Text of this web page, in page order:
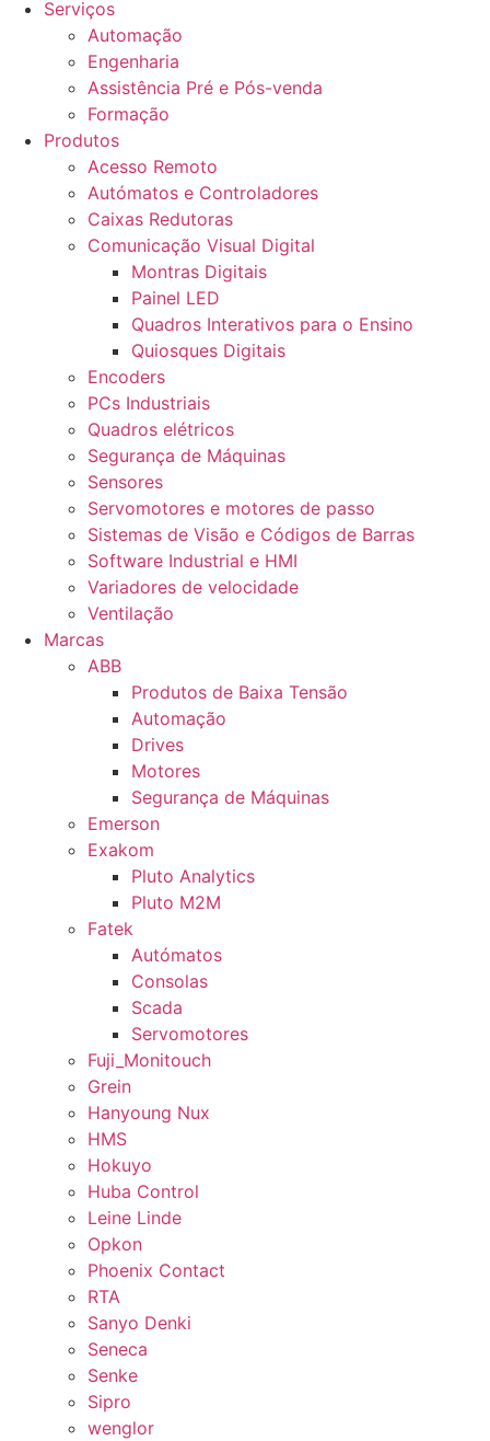
Serviços
Automação
Engenharia
Assistência Pré e Pós-venda
Formação
Produtos
Acesso Remoto
Autómatos e Controladores
Caixas Redutoras
Comunicação Visual Digital
Montras Digitais
Painel LED
Quadros Interativos para o Ensino
Quiosques Digitais
Encoders
PCs Industriais
Quadros elétricos
Segurança de Máquinas
Sensores
Servomotores e motores de passo
Sistemas de Visão e Códigos de Barras
Software Industrial e HMI
Variadores de velocidade
Ventilação
Marcas
ABB
Produtos de Baixa Tensão
Automação
Drives
Motores
Segurança de Máquinas
Emerson
Exakom
Pluto Analytics
Pluto M2M
Fatek
Autómatos
Consolas
Scada
Servomotores
Fuji_Monitouch
Grein
Hanyoung Nux
HMS
Hokuyo
Huba Control
Leine Linde
Opkon
Phoenix Contact
RTA
Sanyo Denki
Seneca
Senke
Sipro
wenglor